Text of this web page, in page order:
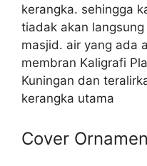
kerangka. sehingga
tiadak akan
masjid. air yang ada
membran Kaligrafi
Kuningan dan
kerangka utama
Cover